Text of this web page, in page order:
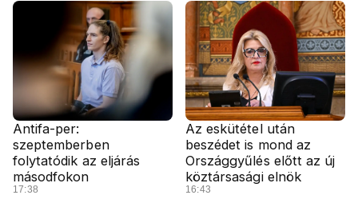
Antifa-per:
szeptemberben
folytatódik az eljárás
másodfokon
17:38
Az eskütétel után
beszédet is mond az
Országgyűlés előtt az új
köztársasági elnök
16:43